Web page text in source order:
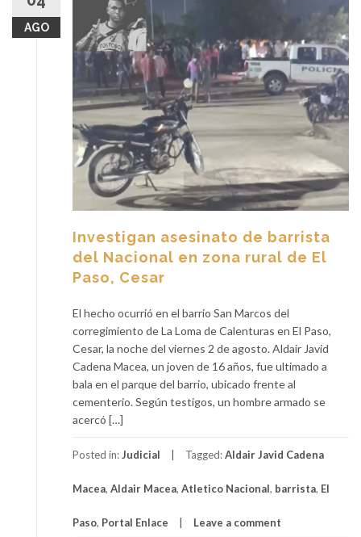
AGO
Investigan asesinato de barrista
del Nacional en zona rural de El
Paso, Cesar
El hecho ocurrió en el barrio San Marcos del
corregimiento de La Loma de Calenturas en El Paso,
Cesar, la noche del viernes 2 de agosto. Aldair Javid
Cadena Macea, un joven de 16 años, fue ultimado a
bala en el parque del barrio, ubicado frente al
cementerio. Según testigos, un hombre armado se
acercó […]
Posted in:Judicial Tagged:Aldair Javid Cadena
Macea, Aldair Macea, Atletico Nacional, barrista, El
Paso, Portal Enlace Leave a comment